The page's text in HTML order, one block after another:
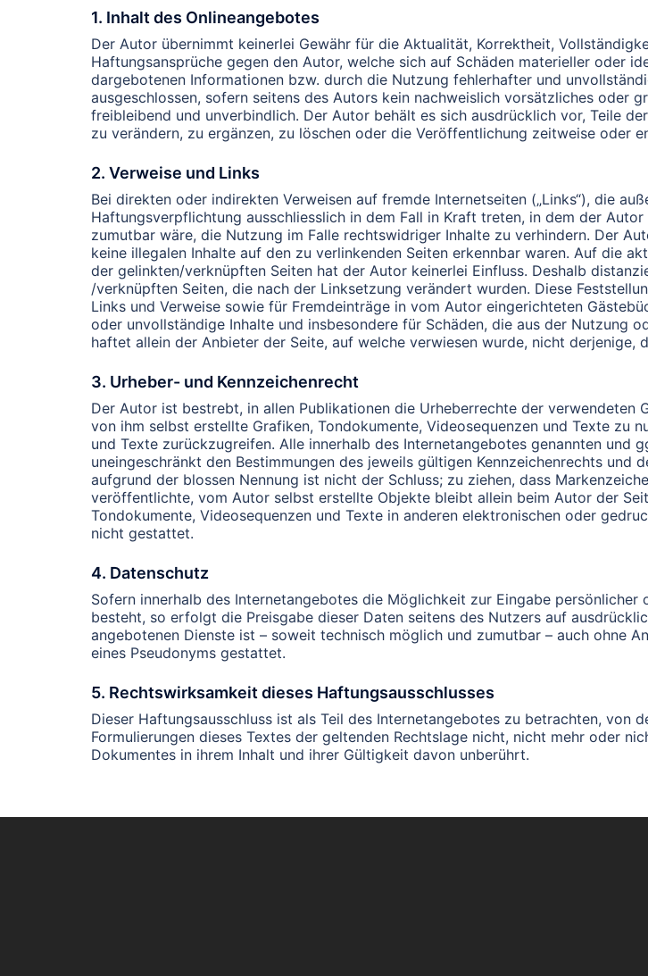
1. Inhalt des Onlineangebotes
Der Autor übernimmt keinerlei Gewähr für die Aktualität, Korrektheit,
Haftungsansprüche gegen den Autor, welche sich auf Schäden materieller oder
dargebotenen Informationen bzw. durch die Nutzung fehlerhafter und
ausgeschlossen, sofern seitens des Autors kein nachweislich vorsätzliches oder
freibleibend und unverbindlich. Der Autor behält es sich ausdrücklich vor, Teile
zu verändern, zu ergänzen, zu löschen oder die Veröffentlichung zeitweise oder
2. Verweise und Links
Bei direkten oder indirekten Verweisen auf fremde Internetseiten („Links“), die
Haftungsverpflichtung ausschliesslich in dem Fall in Kraft treten, in dem der
zumutbar wäre, die Nutzung im Falle rechtswidriger Inhalte zu verhindern. Der
keine illegalen Inhalte auf den zu verlinkenden Seiten erkennbar waren. Auf die
der gelinkten/verknüpften Seiten hat der Autor keinerlei Einfluss. Deshalb
/verknüpften Seiten, die nach der Linksetzung verändert wurden. Diese
Links und Verweise sowie für Fremdeinträge in vom Autor eingerichteten
oder unvollständige Inhalte und insbesondere für Schäden, die aus der Nutzung
haftet allein der Anbieter der Seite, auf welche verwiesen wurde, nicht
3. Urheber- und Kennzeichenrecht
Der Autor ist bestrebt, in allen Publikationen die Urheberrechte der verwendeten
von ihm selbst erstellte Grafiken, Tondokumente, Videosequenzen und Texte zu
und Texte zurückzugreifen. Alle innerhalb des Internetangebotes genannten und
uneingeschränkt den Bestimmungen des jeweils gültigen Kennzeichenrechts und
aufgrund der blossen Nennung ist nicht der Schluss; zu ziehen, dass
veröffentlichte, vom Autor selbst erstellte Objekte bleibt allein beim Autor der
Tondokumente, Videosequenzen und Texte in anderen elektronischen oder
nicht gestattet.
4. Datenschutz
Sofern innerhalb des Internetangebotes die Möglichkeit zur Eingabe
besteht, so erfolgt die Preisgabe dieser Daten seitens des Nutzers auf
angebotenen Dienste ist – soweit technisch möglich und zumutbar – auch ohne
eines Pseudonyms gestattet.
5. Rechtswirksamkeit dieses Haftungsausschlusses
Dieser Haftungsausschluss ist als Teil des Internetangebotes zu betrachten, von
Formulierungen dieses Textes der geltenden Rechtslage nicht, nicht mehr oder
Dokumentes in ihrem Inhalt und ihrer Gültigkeit davon unberührt.